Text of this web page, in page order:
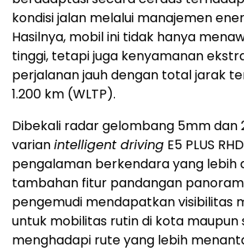
kondisi jalan melalui manajemen
Hasilnya, mobil ini tidak hanya
tinggi, tetapi juga kenyamanan
perjalanan jauh dengan total jarak
1.200 km (WLTP).
Dibekali radar gelombang 5mm dan
varianintelligent driving E5 PLUS
pengalaman berkendara yang lebih
tambahan fitur pandangan
pengemudi mendapatkan visibilitas
untuk mobilitas rutin di kota maupun
menghadapi rute yang lebih